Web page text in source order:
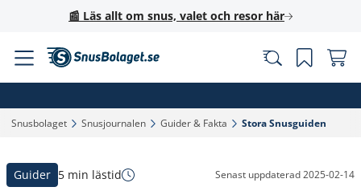
📰 Läs allt om snus, valet och resor här
Snusbolaget‎ Snusjournalen‎ Guider & Fakta‎ Stora Snusguiden‎
Guider 5 min lästid Senast uppdaterad2025-02-14